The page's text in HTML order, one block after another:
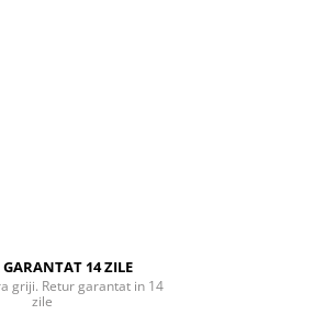
GARANTAT 14 ZILE
griji. Retur garantat in 14
zile